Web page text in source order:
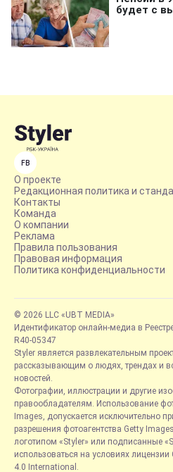
FB
О проекте
Редакционная политика и
Контакты
Команда
О компании
Реклама
Правила пользования
Правовая информация
Политика конфиденциальности
© 2026 LLC «UBT MEDIA»
Идентификатор онлайн-медиа в
R40-05347
Styler является развлекательным
рассказывающим о людях, трендах и
новостей.
Фотографии, иллюстрации и другие
правообладателям. Использование
Images, допускается исключительно
разрешения фотоагентства Getty
логотипом «Styler» или подписанные
использоваться на условиях
4.0 International.